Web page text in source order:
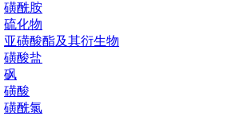
磺酰胺
硫化物
亚磺酸酯及其衍生物
磺酸盐
砜
磺酸
磺酰氯